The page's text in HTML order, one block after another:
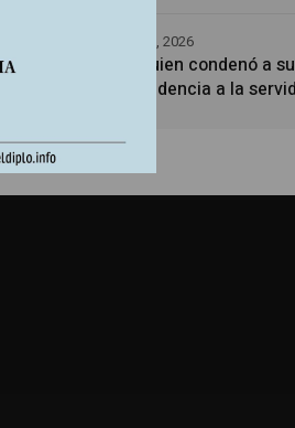
Noé, quien condenó a su
descendencia a la
4 agosto, 2026